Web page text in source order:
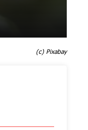
(c) Pixabay